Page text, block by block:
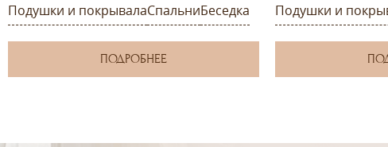
Подушки и покрывалаСпальниБеседка
ПОДРОБНЕЕ
Подушки и